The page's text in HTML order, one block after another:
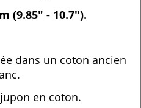
(9.85" - 10.7").
dans un coton ancien
en coton.